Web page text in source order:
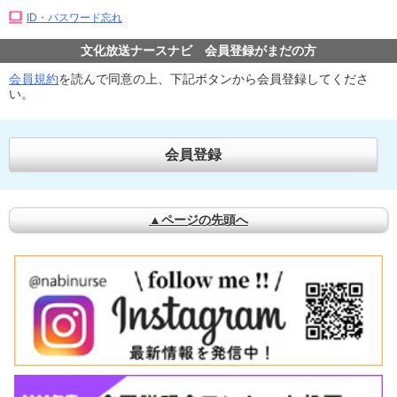
ID・パスワード忘れ
文化放送ナースナビ 会員登録がまだの方
会員規約を読んで同意の上、下記ボタンから会員登録してくださ
い。
会員登録
▲ページの先頭へ